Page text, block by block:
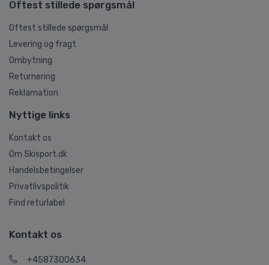
Oftest stillede spørgsmål
Oftest stillede spørgsmål
Levering og fragt
Ombytning
Returnering
Reklamation
Nyttige links
Kontakt os
Om Skisport.dk
Handelsbetingelser
Privatlivspolitik
Find returlabel
Kontakt os
+4587300634